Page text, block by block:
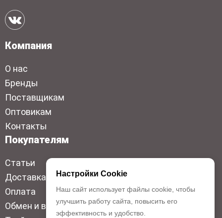
Компания
О нас
Бренды
Поставщикам
Оптовикам
Контакты
Покупателям
Статьи
Доставка
Оплата
Обмен и возврат
Настройки Cookie
Наш сайт использует файлы cookie, чтобы
улучшить работу сайта, повысить его
эффективность и удобство.